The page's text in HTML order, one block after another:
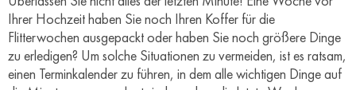
Ihrer Hochzeit haben Sie noch Ihren Koffer für die
Flitterwochen ausgepackt oder haben Sie noch größere Dinge
zu erledigen? Um solche Situationen zu vermeiden, ist es ratsam,
einen Terminkalender zu führen, in dem alle wichtigen Dinge auf